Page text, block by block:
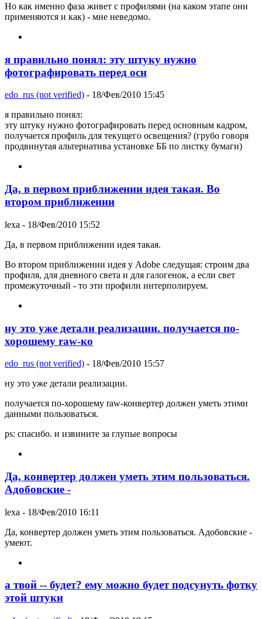
Но как именно фаза живет с профилями (на каком этапе они
применяются и как) - мне неведомо.
я правильно понял: эту штуку нужно
фотографировать перед осн
edo_rus (not verified) - 18/Фев/2010 15:45
я правильно понял:
эту штуку нужно фотографировать перед основным кадром,
получается профиль для текущего освещения? (грубо говоря
продвинутая альтернатива установке ББ по листку бумаги)
Да, в первом приближении идея такая. Во
втором приближении
lexa - 18/Фев/2010 15:52
Да, в первом приближении идея такая.
Во втором приближении идея у Adobe следущая: строим два
профиля, для дневного света и для галогенок, а если свет
промежуточный - то эти профили интерполируем.
ну это уже детали реализации. получается по-
хорошему raw-ко
edo_rus (not verified) - 18/Фев/2010 15:57
ну это уже детали реализации.
получается по-хорошему raw-конвертер должен уметь этими
данными пользоваться.
ps: спасибо. и извините за глупые вопросы
Да, конвертер должен уметь этим пользоваться.
Адобовские -
lexa - 18/Фев/2010 16:11
Да, конвертер должен уметь этим пользоваться. Адобовские -
умеют.
а твой -- будет? ему можно будет подсунуть фотку
этой штуки